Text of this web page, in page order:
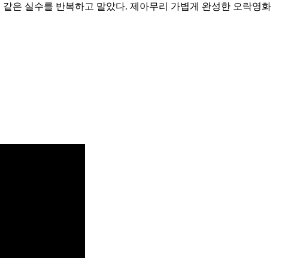
은 실수를 반복하고 말았다. 제아무리 가볍게 완성한 오락영화